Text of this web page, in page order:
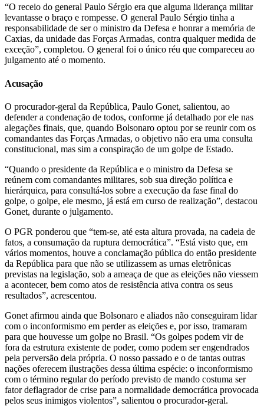
“O receio do general Paulo Sérgio era que alguma liderança militar
levantasse o braço e rompesse. O general Paulo Sérgio tinha a
responsabilidade de ser o ministro da Defesa e honrar a memória de
Caxias, da unidade das Forças Armadas, contra qualquer medida de
exceção”, completou. O general foi o único réu que compareceu ao
julgamento até o momento.
Acusação
O procurador-geral da República, Paulo Gonet, salientou, ao
defender a condenação de todos, conforme já detalhado por ele nas
alegações finais, que, quando Bolsonaro optou por se reunir com os
comandantes das Forças Armadas, o objetivo não era uma consulta
constitucional, mas sim a conspiração de um golpe de Estado.
“Quando o presidente da República e o ministro da Defesa se
reúnem com comandantes militares, sob sua direção política e
hierárquica, para consultá-los sobre a execução da fase final do
golpe, o golpe, ele mesmo, já está em curso de realização”, destacou
Gonet, durante o julgamento.
O PGR ponderou que “tem-se, até esta altura provada, na cadeia de
fatos, a consumação da ruptura democrática”. “Está visto que, em
vários momentos, houve a conclamação pública do então presidente
da República para que não se utilizassem as urnas eletrônicas
previstas na legislação, sob a ameaça de que as eleições não viessem
a acontecer, bem como atos de resistência ativa contra os seus
resultados”, acrescentou.
Gonet afirmou ainda que Bolsonaro e aliados não conseguiram lidar
com o inconformismo em perder as eleições e, por isso, tramaram
para que houvesse um golpe no Brasil. “Os golpes podem vir de
fora da estrutura existente de poder, como podem ser engendrados
pela perversão dela própria. O nosso passado e o de tantas outras
nações oferecem ilustrações dessa última espécie: o inconformismo
com o término regular do período previsto de mando costuma ser
fator deflagrador de crise para a normalidade democrática provocada
pelos seus inimigos violentos”, salientou o procurador-geral.